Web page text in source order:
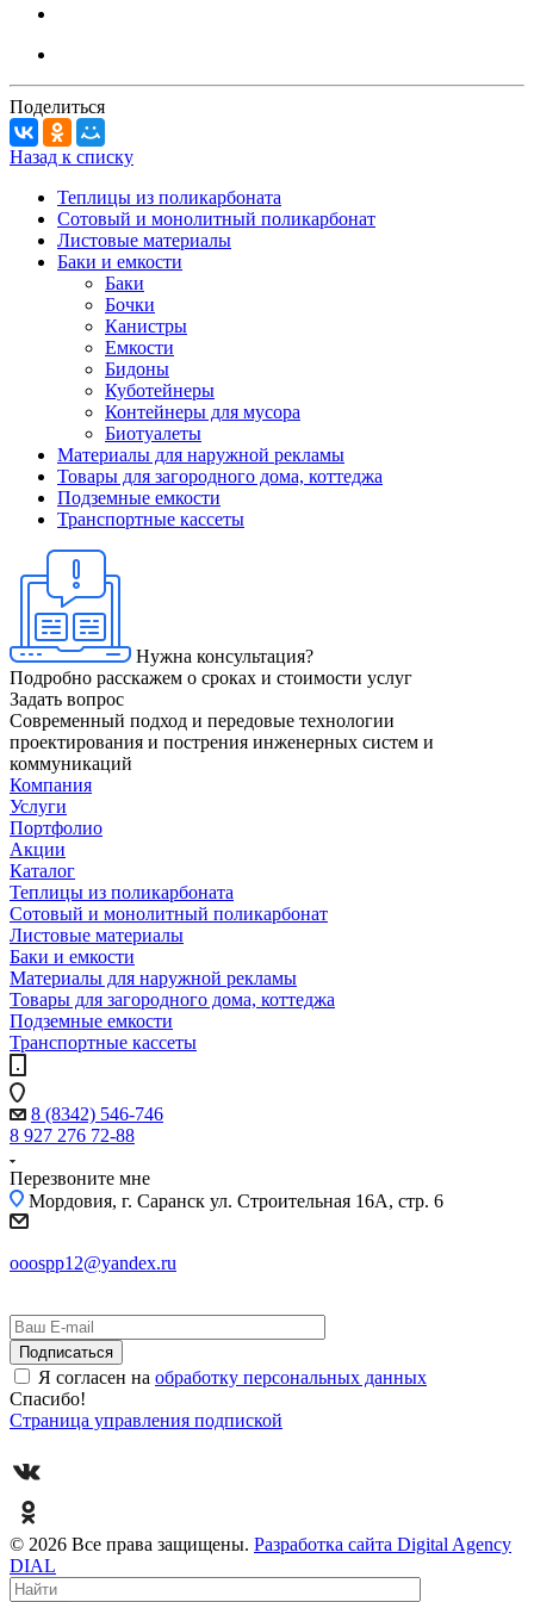
Поделиться
Назад к списку
Теплицы из поликарбоната
Сотовый и монолитный поликарбонат
Листовые материалы
Баки и емкости
Баки
Бочки
Канистры
Емкости
Бидоны
Куботейнеры
Контейнеры для мусора
Биотуалеты
Материалы для наружной рекламы
Товары для загородного дома, коттеджа
Подземные емкости
Транспортные кассеты
Нужна консультация?
Подробно расскажем о сроках и стоимости услуг
Задать вопрос
Современный подход и передовые технологии
проектирования и пострения инженерных систем и
коммуникаций
Компания
Услуги
Портфолио
Акции
Каталог
Теплицы из поликарбоната
Сотовый и монолитный поликарбонат
Листовые материалы
Баки и емкости
Материалы для наружной рекламы
Товары для загородного дома, коттеджа
Подземные емкости
Транспортные кассеты
8 (8342) 546-746
8 927 276 72-88
Перезвоните мне
Мордовия, г. Саранск ул. Строительная 16A, стр. 6
ooospp12@yandex.ru
Я согласен на обработку персональных данных
Спасибо!
Страница управления подпиской
© 2026 Все права защищены. Разработка сайта Digital Agency
DIAL